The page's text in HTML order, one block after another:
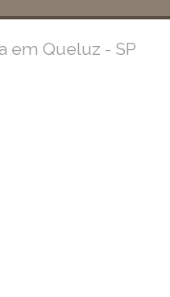
em Queluz - SP